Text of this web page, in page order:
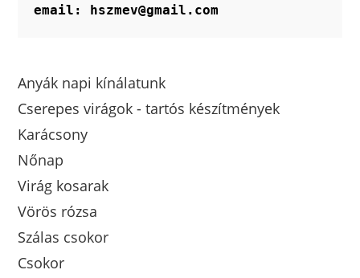
email: hszmev@gmail.com
Anyák napi kínálatunk
Cserepes virágok - tartós készítmények
Karácsony
Nőnap
Virág kosarak
Vörös rózsa
Szálas csokor
Csokor